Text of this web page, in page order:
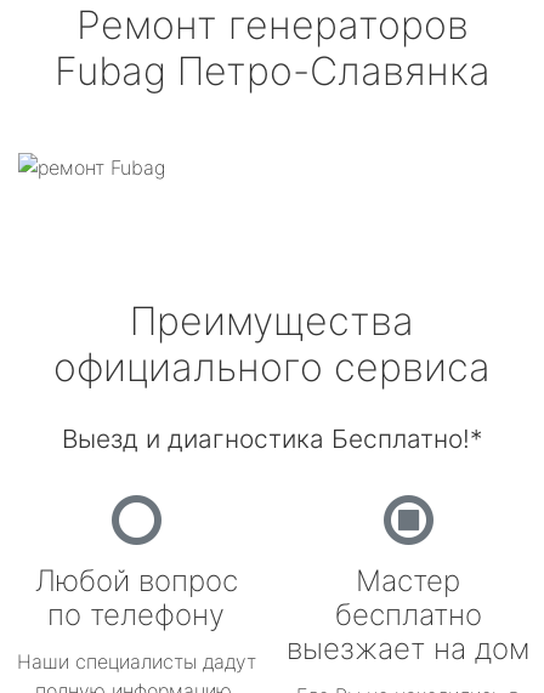
Ремонт генераторов
Fubag Петро-Славянка
Преимущества
официального сервиса
Выезд и диагностика Бесплатно!*
Любой вопрос
по телефону
Наши специалисты дадут
Мастер
бесплатно
выезжает на дом